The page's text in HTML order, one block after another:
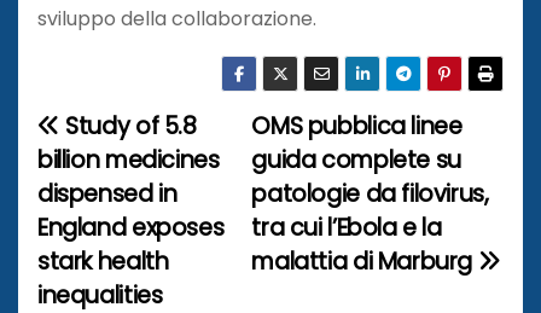
sviluppo della collaborazione.
N
a
v
i
OMS pubblica linee
guida complete su
patologie da filovirus,
tra cui l’Ebola e la
malattia di Marburg
Study of 5.8
billion medicines
dispensed in
England exposes
stark health
inequalities